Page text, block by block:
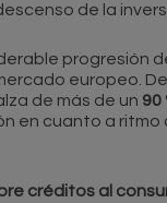
de la
progresión
europeo.
de más de un 90
en cuanto a
créditos al